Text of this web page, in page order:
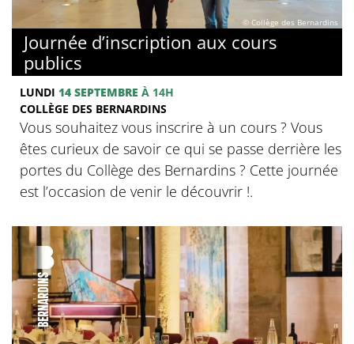
© Collège des Bernardins
Journée d’inscription aux cours
publics
LUNDI 14 SEPTEMBRE À 14H
COLLÈGE DES BERNARDINS
Vous souhaitez vous inscrire à un cours ? Vous
êtes curieux de savoir ce qui se passe derrière les
portes du Collège des Bernardins ? Cette journée
est l’occasion de venir le découvrir !.